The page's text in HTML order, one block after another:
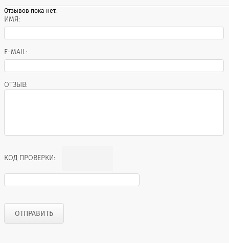
Отзывов пока нет.
ИМЯ:
E-MAIL:
ОТЗЫВ:
КОД ПРОВЕРКИ: